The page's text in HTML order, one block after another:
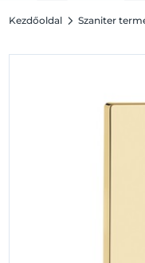
Kezdőoldal Szaniter